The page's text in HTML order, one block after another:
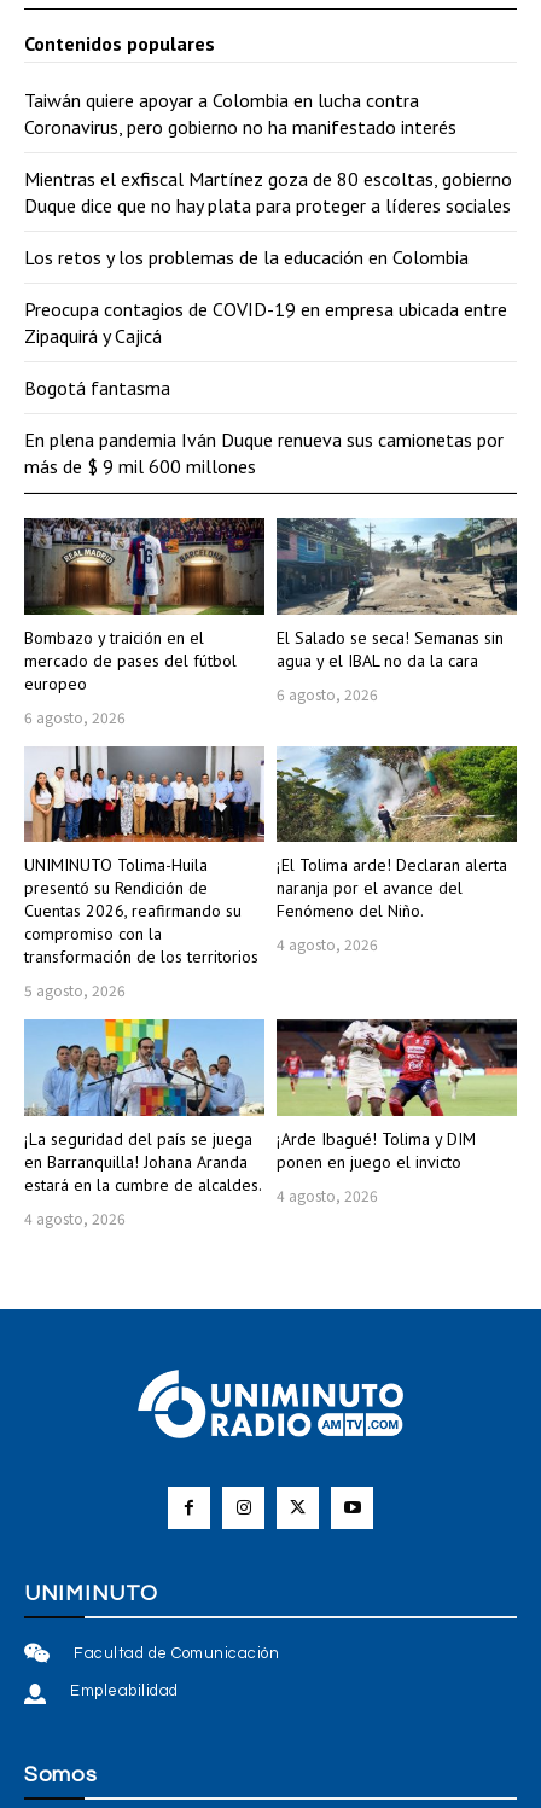
Bombazo y traición en el
mercado de pases del fútbol
europeo
6 agosto, 2026
El Salado se seca! Semanas sin
agua y el IBAL no da la cara
6 agosto, 2026
UNIMINUTO Tolima-Huila
presentó su Rendición de
Cuentas 2026, reafirmando su
compromiso con la
transformación de los territorios
5 agosto, 2026
¡El Tolima arde! Declaran alerta
naranja por el avance del
Fenómeno del Niño.
4 agosto, 2026
¡La seguridad del país se juega
en Barranquilla! Johana Aranda
estará en la cumbre de alcaldes.
4 agosto, 2026
¡Arde Ibagué! Tolima y DIM
ponen en juego el invicto
4 agosto, 2026
Contenidos populares
Taiwán quiere apoyar a Colombia en lucha contra
Coronavirus, pero gobierno no ha manifestado interés
Mientras el exfiscal Martínez goza de 80 escoltas, gobierno
Duque dice que no hay plata para proteger a líderes sociales
Los retos y los problemas de la educación en Colombia
Preocupa contagios de COVID-19 en empresa ubicada entre
Zipaquirá y Cajicá
Bogotá fantasma
En plena pandemia Iván Duque renueva sus camionetas por
más de $ 9 mil 600 millones
UNIMINUTO
Facultad de Comunicación
Empleabilidad
Somos